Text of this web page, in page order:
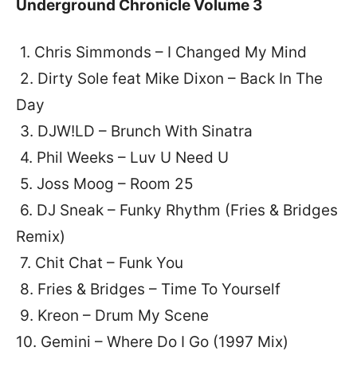
Underground Chronicle Volume 3
1. Chris Simmonds – I Changed My Mind
2. Dirty Sole feat Mike Dixon – Back In The
Day
3. DJW!LD – Brunch With Sinatra
4. Phil Weeks – Luv U Need U
5. Joss Moog – Room 25
6. DJ Sneak – Funky Rhythm (Fries & Bridges
Remix)
7. Chit Chat – Funk You
8. Fries & Bridges – Time To Yourself
9. Kreon – Drum My Scene
10. Gemini – Where Do I Go (1997 Mix)